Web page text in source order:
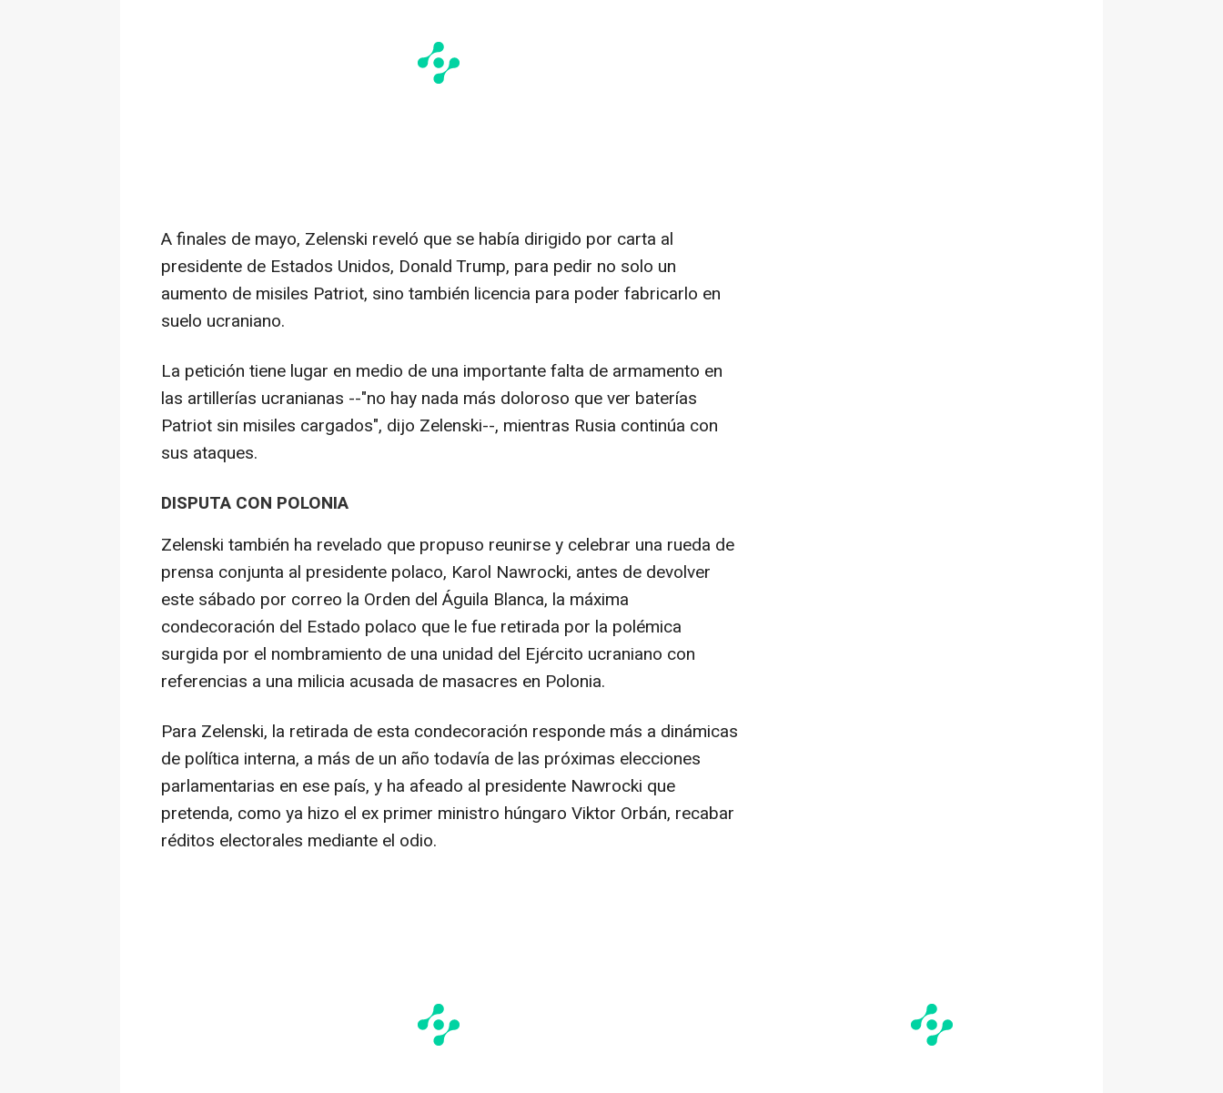
A finales de mayo, Zelenski reveló que se había dirigido por carta al
presidente de Estados Unidos, Donald Trump, para pedir no solo un
aumento de misiles Patriot, sino también licencia para poder fabricarlo en
suelo ucraniano.
La petición tiene lugar en medio de una importante falta de armamento en
las artillerías ucranianas --"no hay nada más doloroso que ver baterías
Patriot sin misiles cargados", dijo Zelenski--, mientras Rusia continúa con
sus ataques.
DISPUTA CON POLONIA
Zelenski también ha revelado que propuso reunirse y celebrar una rueda de
prensa conjunta al presidente polaco, Karol Nawrocki, antes de devolver
este sábado por correo la Orden del Águila Blanca, la máxima
condecoración del Estado polaco que le fue retirada por la polémica
surgida por el nombramiento de una unidad del Ejército ucraniano con
referencias a una milicia acusada de masacres en Polonia.
Para Zelenski, la retirada de esta condecoración responde más a dinámicas
de política interna, a más de un año todavía de las próximas elecciones
parlamentarias en ese país, y ha afeado al presidente Nawrocki que
pretenda, como ya hizo el ex primer ministro húngaro Viktor Orbán, recabar
réditos electorales mediante el odio.